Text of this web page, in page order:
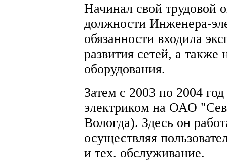
Начинал свой трудовой
должности Инженера-
обязанности входила
развития сетей, а также
оборудования.
Затем с 2003 по 2004
электриком на ОАО
Вологда). Здесь он
осуществляя
и тех. обслуживание.